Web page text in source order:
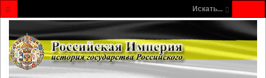
Искать...